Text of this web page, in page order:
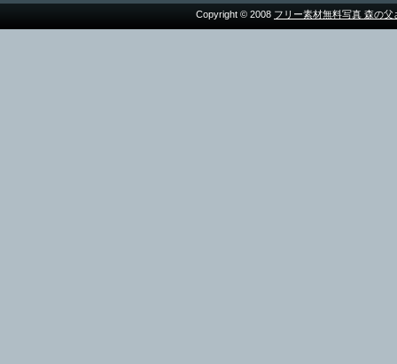
Copyright © 2008 フリー素材無料写真 森の父